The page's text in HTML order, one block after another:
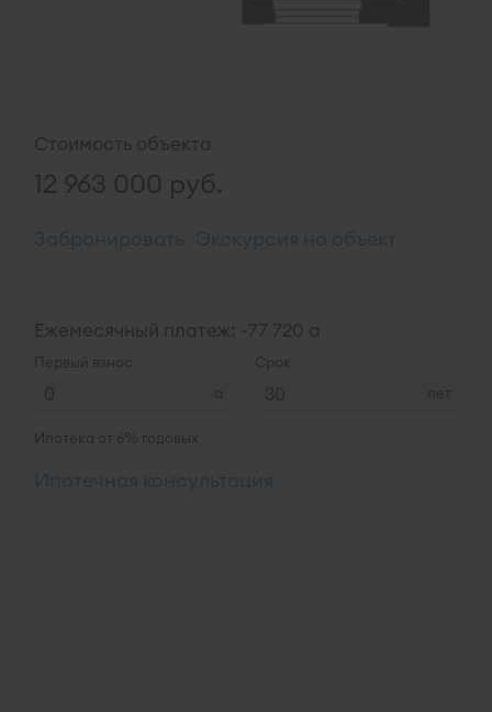
Стоимость объекта
12 963 000 руб.
Экскурсия на объект
Забронировать
Ежемесячный платеж: ~77 720
Первый взнос
Срок
Ипотека от 6% годовых
Ипотечная консультация